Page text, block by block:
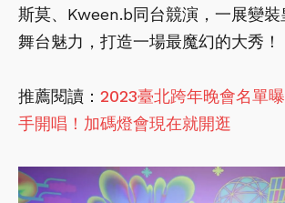
斯莫、Kween.b同台競演，一展變裝
舞台魅力，打造一場最魔幻的大秀！
推薦閱讀： 2023臺北跨年晚會名單
手開唱！加碼燈會現在就開逛